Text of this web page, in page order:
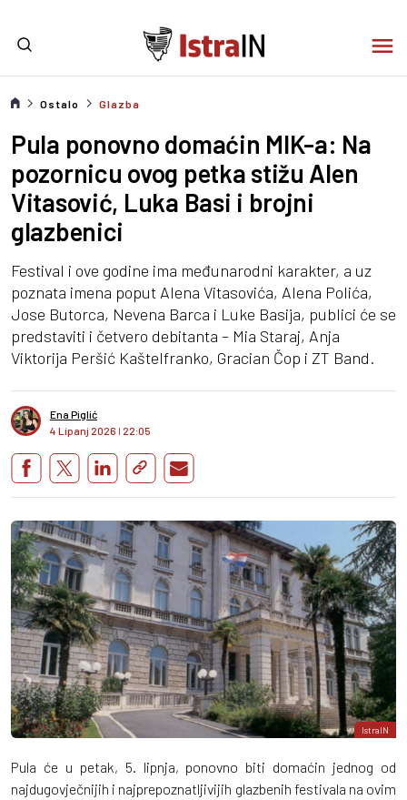
Ostalo Glazba
Pula ponovno domaćin MIK-a: Na
pozornicu ovog petka stižu Alen
Vitasović, Luka Basi i brojni
glazbenici
Festival i ove godine ima međunarodni karakter, a uz
poznata imena poput Alena Vitasovića, Alena Polića,
Jose Butorca, Nevena Barca i Luke Basija, publici će se
predstaviti i četvero debitanta – Mia Staraj, Anja
Viktorija Peršić Kaštelfranko, Gracian Čop i ZT Band.
Ena Piglić
4 Lipanj 2026 I 22:05
IstraIN
Pula će u petak, 5. lipnja, ponovno biti domaćin jednog od
najdugovječnijih i najprepoznatljivijih glazbenih festivala na ovim